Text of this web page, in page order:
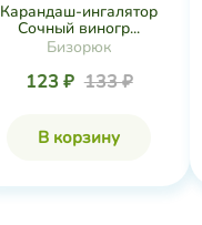
Карандаш-ингалятор
Сочный виногр...
Бизорюк
123 ₽ 133 ₽
В корзину